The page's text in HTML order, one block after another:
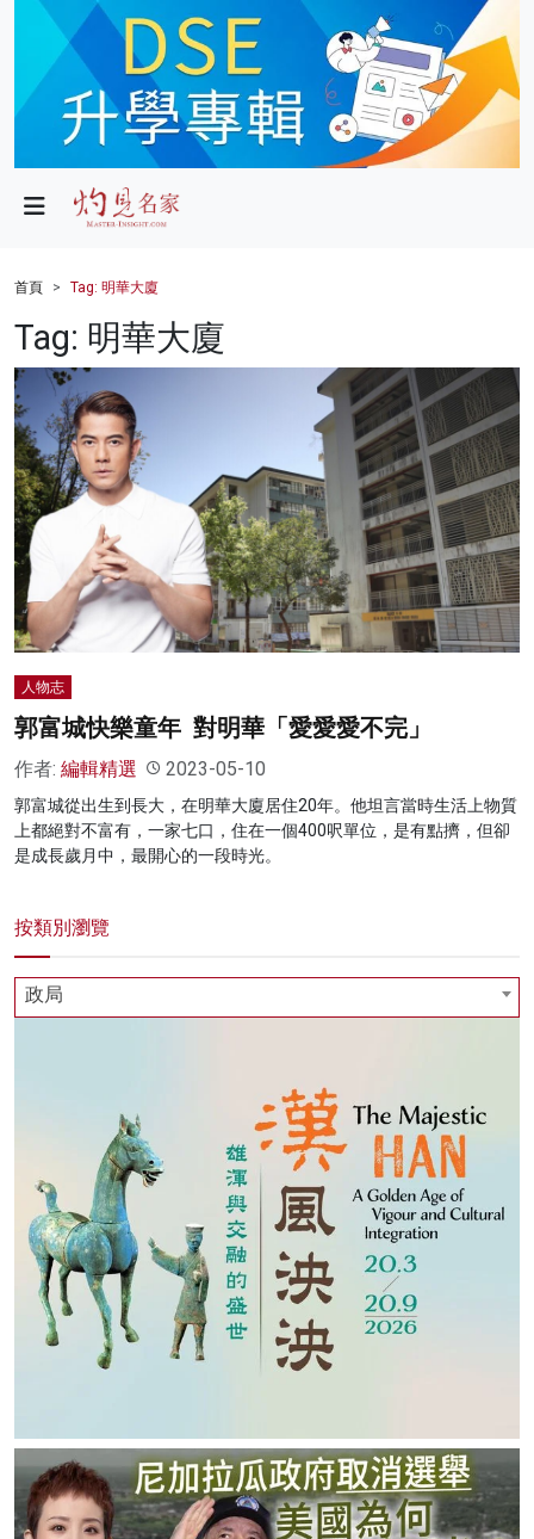
政局
財經
健康
商業
科技
影片
名家榜
灼見活動
首頁 Tag: 明華大廈
Tag: 明華大廈
人物志
郭富城快樂童年 對明華「愛愛愛不完」
作者: 編輯精選 2023-05-10
郭富城從出生到長大，在明華大廈居住20年。他坦言當時生活上物質
上都絕對不富有，一家七口，住在一個400呎單位，是有點擠，但卻
是成長歲月中，最開心的一段時光。
按類別瀏覽
政局